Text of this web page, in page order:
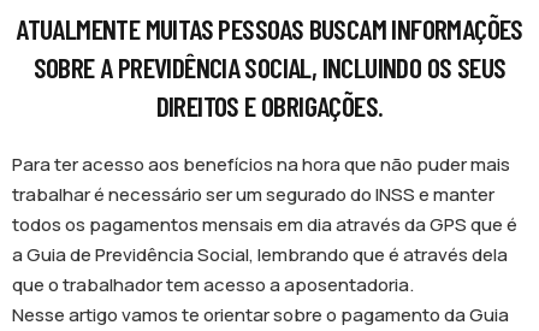
ATUALMENTE MUITAS PESSOAS BUSCAM INFORMAÇÕES
SOBRE A PREVIDÊNCIA SOCIAL, INCLUINDO OS SEUS
DIREITOS E OBRIGAÇÕES.
Para ter acesso aos benefícios na hora que não puder mais
trabalhar é necessário ser um segurado do INSS e manter
todos os pagamentos mensais em dia através da GPS que é
a Guia de Previdência Social, lembrando que é através dela
que o trabalhador tem acesso a aposentadoria.
Nesse artigo vamos te orientar sobre o pagamento da Guia